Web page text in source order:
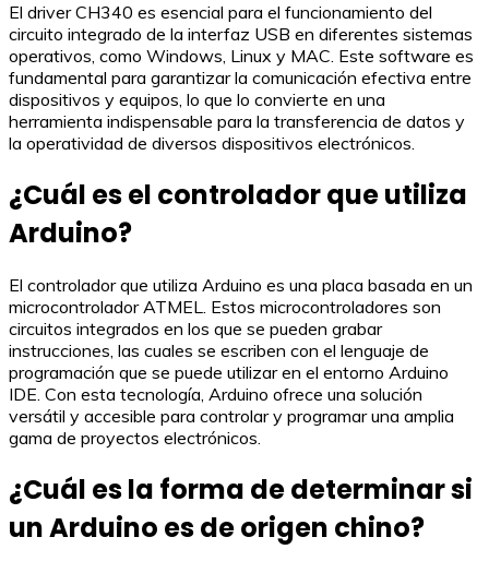
El driver CH340 es esencial para el funcionamiento del
circuito integrado de la interfaz USB en diferentes sistemas
operativos, como Windows, Linux y MAC. Este software es
fundamental para garantizar la comunicación efectiva entre
dispositivos y equipos, lo que lo convierte en una
herramienta indispensable para la transferencia de datos y
la operatividad de diversos dispositivos electrónicos.
¿Cuál es el controlador que utiliza
Arduino?
El controlador que utiliza Arduino es una placa basada en un
microcontrolador ATMEL. Estos microcontroladores son
circuitos integrados en los que se pueden grabar
instrucciones, las cuales se escriben con el lenguaje de
programación que se puede utilizar en el entorno Arduino
IDE. Con esta tecnología, Arduino ofrece una solución
versátil y accesible para controlar y programar una amplia
gama de proyectos electrónicos.
¿Cuál es la forma de determinar si
un Arduino es de origen chino?